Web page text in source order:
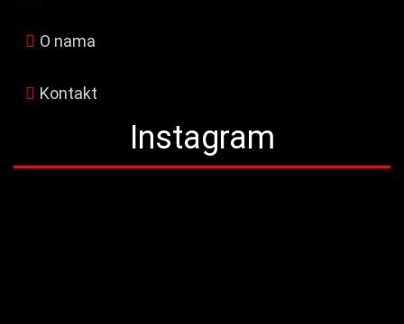
O nama
Kontakt
Instagram